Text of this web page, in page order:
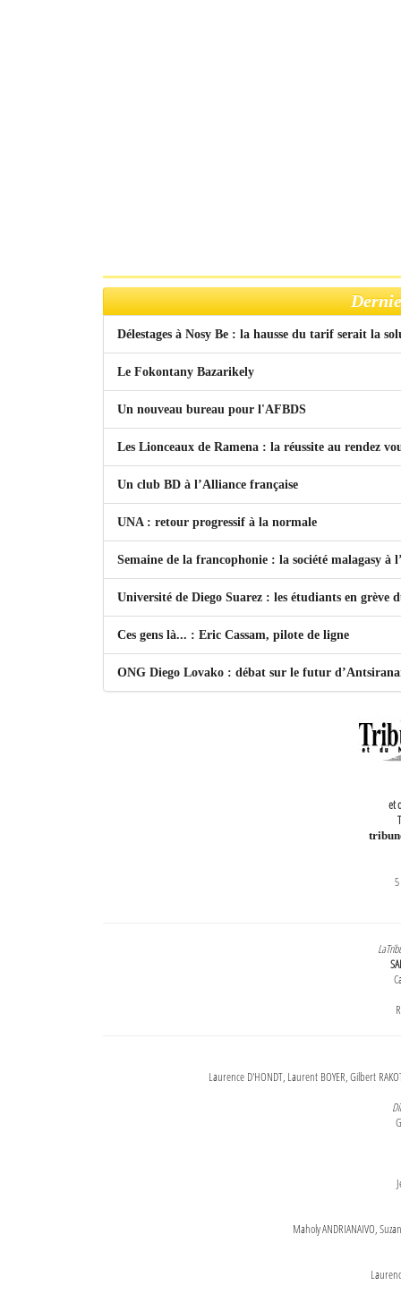
Délestages à Nosy Be : la hausse du tarif serait la
Le Fokontany Bazarikely
Un nouveau bureau pour l'AFBDS
Les Lionceaux de Ramena : la réussite au rendez
Un club BD à l’Alliance française
UNA : retour progressif à la normale
Semaine de la francophonie : la société malagasy à
Université de Diego Suarez : les étudiants en grève
Ces gens là... : Eric Cassam, pilote de ligne
ONG Diego Lovako : débat sur le futur
et
Laurence D'HONDT, Laurent BOYER, Gilbert
Maholy ANDRIANAIVO,